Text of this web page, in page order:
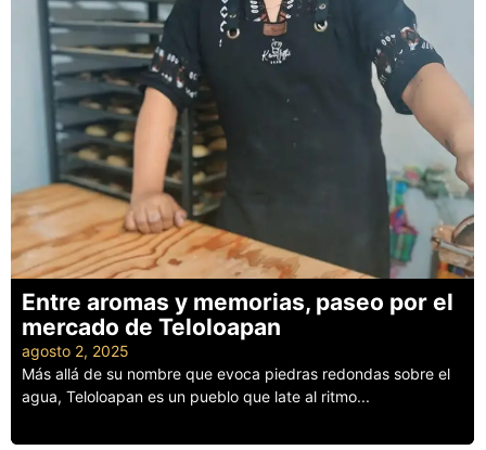
Entre aromas y memorias, paseo por el
mercado de Teloloapan
agosto 2, 2025
Más allá de su nombre que evoca piedras redondas sobre el
agua, Teloloapan es un pueblo que late al ritmo...